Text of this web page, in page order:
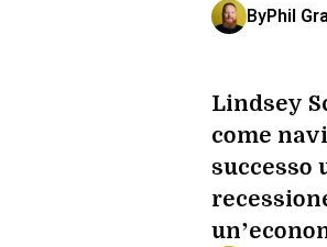
ByPhil
Lindsey
come
successo